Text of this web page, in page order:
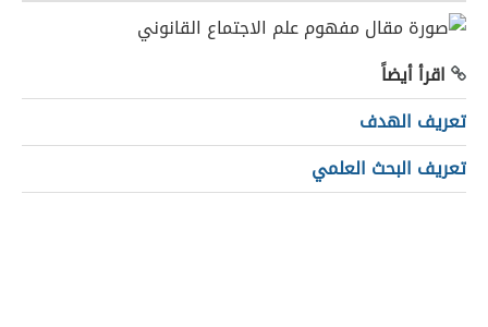
اقرأ أيضاً
تعريف الهدف
تعريف البحث العلمي